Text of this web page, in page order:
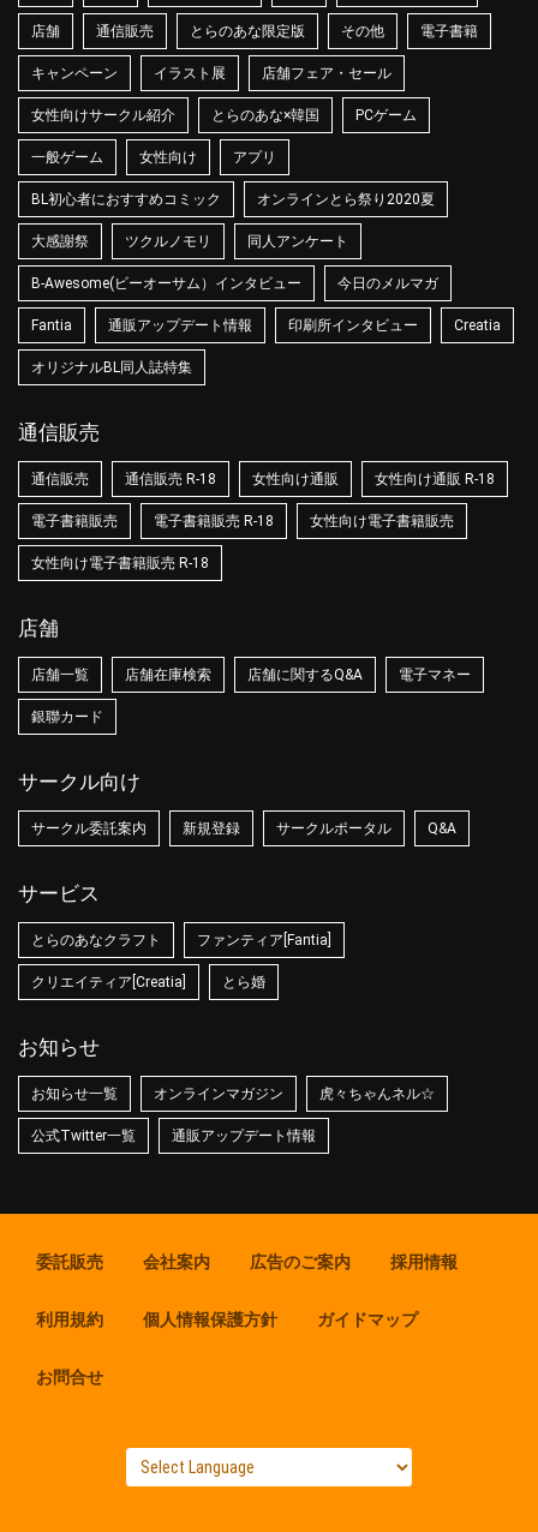
店舗 通信販売 とらのあな限定版 その他 電子書籍
キャンペーン イラスト展 店舗フェア・セール
女性向けサークル紹介 とらのあな×韓国 PCゲーム
一般ゲーム 女性向け アプリ
BL初心者におすすめコミック オンラインとら祭り2020夏
大感謝祭 ツクルノモリ 同人アンケート
B-Awesome(ビーオーサム）インタビュー 今日のメルマガ
Fantia 通販アップデート情報 印刷所インタビュー Creatia
オリジナルBL同人誌特集
通信販売
通信販売 通信販売 R-18 女性向け通販 女性向け通販 R-18
電子書籍販売 電子書籍販売 R-18 女性向け電子書籍販売
女性向け電子書籍販売 R-18
店舗
店舗一覧 店舗在庫検索 店舗に関するQ&A 電子マネー
銀聯カード
サークル向け
サークル委託案内 新規登録 サークルポータル Q&A
サービス
とらのあなクラフト ファンティア[Fantia]
クリエイティア[Creatia] とら婚
お知らせ
お知らせ一覧 オンラインマガジン 虎々ちゃんネル☆
公式Twitter一覧 通販アップデート情報
委託販売 会社案内 広告のご案内 採用情報
利用規約 個人情報保護方針 ガイドマップ
お問合せ